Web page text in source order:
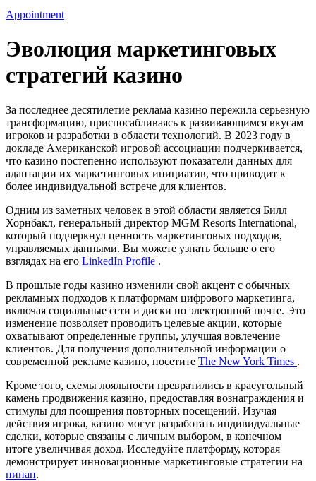
Appointment
Эволюция маркетинговых
стратегий казино
За последнее десятилетие реклама казино пережила серьезную
трансформацию, приспосабливаясь к развивающимся вкусам
игроков и разработки в области технологий. В 2023 году в
докладе Американской игровой ассоциации подчеркивается,
что казино постепенно используют показатели данных для
адаптации их маркетинговых инициатив, что приводит к
более индивидуальной встрече для клиентов.
Одним из заметных человек в этой области является Билл
Хорнбакл, генеральный директор MGM Resorts International,
который подчеркнул ценность маркетинговых подходов,
управляемых данными. Вы можете узнать больше о его
взглядах на его LinkedIn Profile .
В прошлые годы казино изменили свой акцент с обычных
рекламных подходов к платформам цифрового маркетинга,
включая социальные сети и диски по электронной почте. Это
изменение позволяет проводить целевые акции, которые
охватывают определенные группы, улучшая вовлечение
клиентов. Для получения дополнительной информации о
современной рекламе казино, посетите The New York Times .
Кроме того, схемы лояльности превратились в краеугольный
камень продвижения казино, предоставляя вознаграждения и
стимулы для поощрения повторных посещений. Изучая
действия игрока, казино могут разработать индивидуальные
сделки, которые связаны с личным выбором, в конечном
итоге увеличивая доход. Исследуйте платформу, которая
демонстрирует инновационные маркетинговые стратегии на
пинап.